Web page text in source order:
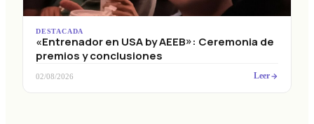
DESTACADA
«Entrenador en USA by AEEB»: Ceremonia de
premios y conclusiones
02/08/2026 Leer